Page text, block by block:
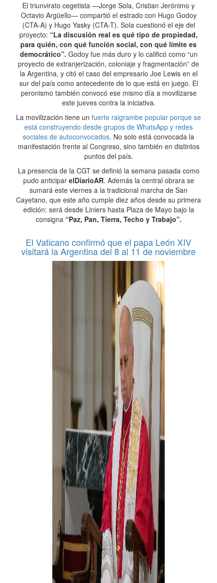
El triunvirato cegetista —Jorge Sola, Cristian Jerónimo y
Octavio Argüello— compartió el estrado con Hugo Godoy
(CTA-A) y Hugo Yasky (CTA-T). Sola cuestionó el eje del
proyecto: “La discusión real es qué tipo de propiedad,
para quién, con qué función social, con qué límite es
democrático”. Godoy fue más duro y lo calificó como “un
proyecto de extranjerización, coloniaje y fragmentación” de
la Argentina, y citó el caso del empresario Joe Lewis en el
sur del país como antecedente de lo que está en juego. El
peronismo también convocó ese mismo día a movilizarse
este jueves contra la iniciativa.
La movilización tiene un fuerte raigrambe popular porque se
está construyendo desde grupos de WhatsApp y redes
sociales de autoconvocados. No solo está convocada la
manifestación frente al Congreso, sino también en distintos
puntos del país.
La presencia de la CGT se definió la semana pasada como
pudo anticipar elDiarioAR. Además la central obrara se
sumará este viernes a la tradicional marcha de San
Cayetano, que este año cumple diez años desde su primera
edición: será desde Liniers hasta Plaza de Mayo bajo la
consigna “Paz, Pan, Tierra, Techo y Trabajo”.
El Vaticano confirmó que el papa León XIV
visitará la Argentina del 8 al 11 de noviembre